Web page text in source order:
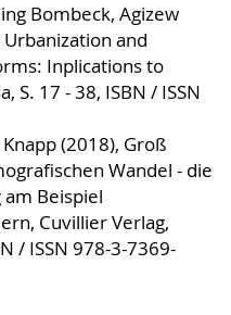
Bombeck, Agizew
and
Inplications to
S. 17 - 38, ISBN / ISSN
(2018), Groß
Wandel - die
Beispiel
Cuvillier Verlag,
/ ISSN 978-3-7369-